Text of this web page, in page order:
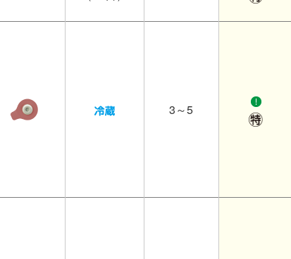
3～5